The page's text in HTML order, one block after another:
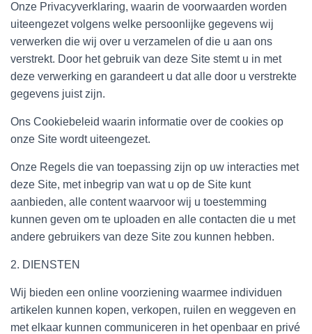
Onze Privacyverklaring, waarin de voorwaarden worden
uiteengezet volgens welke persoonlijke gegevens wij
verwerken die wij over u verzamelen of die u aan ons
verstrekt. Door het gebruik van deze Site stemt u in met
deze verwerking en garandeert u dat alle door u verstrekte
gegevens juist zijn.
Ons Cookiebeleid waarin informatie over de cookies op
onze Site wordt uiteengezet.
Onze Regels die van toepassing zijn op uw interacties met
deze Site, met inbegrip van wat u op de Site kunt
aanbieden, alle content waarvoor wij u toestemming
kunnen geven om te uploaden en alle contacten die u met
andere gebruikers van deze Site zou kunnen hebben.
2. DIENSTEN
Wij bieden een online voorziening waarmee individuen
artikelen kunnen kopen, verkopen, ruilen en weggeven en
met elkaar kunnen communiceren in het openbaar en privé